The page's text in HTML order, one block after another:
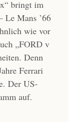
bringt im
Le Mans ’66
wie vor
„FORD v
Denn
Ferrari
Der US-
auf.